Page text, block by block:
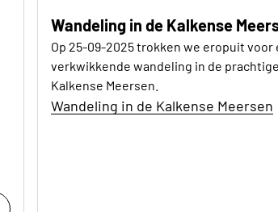
Wandeling in de Kalkense
Op 25-09-2025 trokken we eropuit voor
verkwikkende wandeling in de prachtige
Kalkense Meersen.
Wandeling in de Kalkense Meersen